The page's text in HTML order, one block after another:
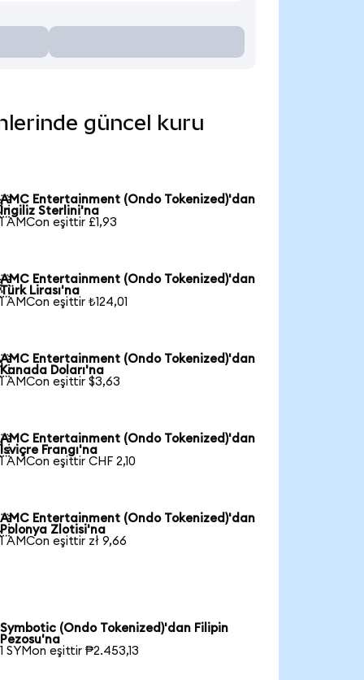
güncel kuru
AMC Entertainment (Ondo Tokenized)'dan
İngiliz Sterlini'na
1 AMCon eşittir £1,93
AMC Entertainment (Ondo Tokenized)'dan
Türk Lirası'na
1 AMCon eşittir ₺124,01
AMC Entertainment (Ondo Tokenized)'dan
Kanada Doları'na
1 AMCon eşittir $3,63
AMC Entertainment (Ondo Tokenized)'dan
İsviçre Frangı'na
1 AMCon eşittir CHF 2,10
AMC Entertainment (Ondo Tokenized)'dan
Polonya Zlotisi'na
1 AMCon eşittir zł 9,66
Symbotic (Ondo Tokenized)'dan Filipin
Pezosu'na
1 SYMon eşittir ₱2.453,13